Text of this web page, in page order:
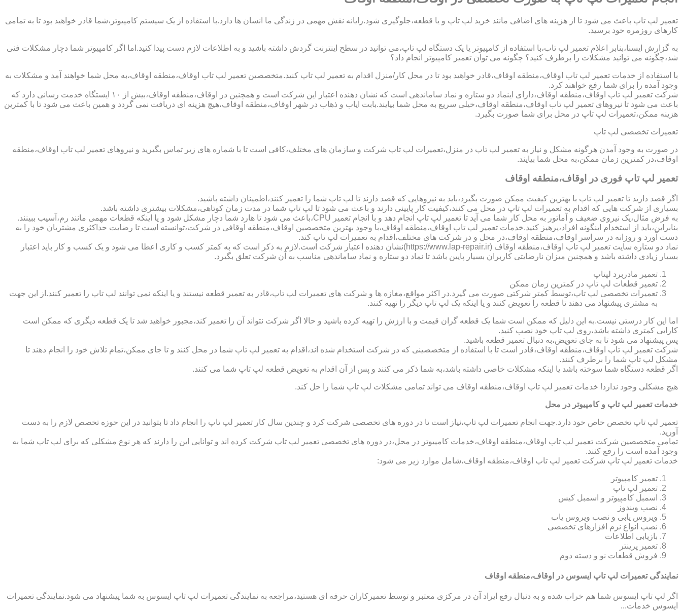
تعمیر لپ تاپ باعث می شود تا از هزینه های اضافی مانند خرید لپ تاپ و یا قطعه،جلوگیری شود.رایانه نقش مهمی در زندگی ما انسان ها دارد.با استفاده از یک سیستم کامپیوتر،شما قادر خواهید بود تا به تمامی
کارهای روزمره خود برسید.
به گزارش ایسنا،بنابر اعلام تعمیر لپ تاب،با استفاده از کامپیوتر یا یک دستگاه لپ تاپ،می توانید در سطح اینترنت گردش داشته باشید و به اطلاعات لازم دست پیدا کنید.اما اگر کامپیوتر شما دچار مشکلات فنی
شد،چگونه می توانید مشکلات را برطرف کنید؟ چگونه می توان تعمیر کامپیوتر انجام داد؟
با استفاده از خدمات تعمیر لپ تاب اوقاف،منطقه اوقاف،قادر خواهید بود تا در محل کار/منزل اقدام به تعمیر لپ تاپ کنید.متخصصین تعمیر لپ تاب اوقاف،منطقه اوقاف،به محل شما خواهند آمد و مشکلات به
وجود آمده را برای شما رفع خواهند کرد.
شرکت تعمیر لپ تاب اوقاف،منطقه اوقاف،دارای اینماد دو ستاره و نماد ساماندهی است که نشان دهنده اعتبار این شرکت است و همچنین در اوقاف،منطقه اوقاف،بیش از ۱۰ ایستگاه خدمت رسانی دارد که
باعث می شود تا نیروهای تعمیر لپ تاب اوقاف،منطقه اوقاف،خیلی سریع به محل شما بیایند.بابت ایاب و ذهاب در شهر اوقاف،منطقه اوقاف،هیچ هزینه ای دریافت نمی گردد و همین باعث می شود تا با کمترین
هزینه ممکن،تعمیرات لپ تاپ در محل برای شما صورت بگیرد.
تعمیرات تخصصی لپ تاپ
در صورت به وجود آمدن هرگونه مشکل و نیاز به تعمیر لپ تاپ در منزل،تعمیرات لپ تاپ شرکت و سازمان های مختلف،کافی است تا با شماره های زیر تماس بگیرید و نیروهای تعمیر لپ تاب اوقاف،منطقه
اوقاف،در کمترین زمان ممکن،به محل شما بیایند.
تعمیر لپ تاپ فوری در اوقاف،منطقه اوقاف
اگر قصد دارید تا تعمیر لپ تاپ با بهترین کیفیت ممکن صورت بگیرد،باید به نیروهایی که قصد دارند تا لپ تاپ شما را تعمیر کنند،اطمینان داشته باشید.
بسیاری از شرکت هایی که اقدام به تعمیرات لپ تاپ در محل می کنند،کیفیت کار پایینی دارند و باعث می شود تا لپ تاپ شما در مدت زمان کوتاهی،مشکلات بیشتری داشته باشد.
به فرض مثال،یک نیروی ضعیف و آماتور به محل کار شما می آید تا تعمیر لپ تاپ انجام دهد و با انجام تعمیر CPU،باعث می شود تا هارد شما دچار مشکل شود و یا اینکه قطعات مهمی مانند رم،آسیب ببینند.
بنابراین،باید از استخدام اینگونه افراد،پرهیز کنید.خدمات تعمیر لپ تاب اوقاف،منطقه اوقاف،با وجود بهترین متخصصین اوقاف،منطقه اوقافی در شرکت،توانسته است تا رضایت حداکثری مشتریان خود را به
دست آورد و روزانه در سراسر اوقاف،منطقه اوقاف،در محل و در شرکت های مختلف،اقدام به تعمیرات لپ تاپ کند.
نماد دو ستاره سایت تعمیر لپ تاب اوقاف،منطقه اوقاف (https://www.lap-repair.ir)نشان دهنده اعتبار شرکت است.لازم به ذکر است که به کمتر کسب و کاری اعطا می شود و یک کسب و کار باید اعتبار
بسیار زیادی داشته باشد و همچنین میزان نارضایتی کاربران بسیار پایین باشد تا نماد دو ستاره و نماد ساماندهی مناسب به آن شرکت تعلق بگیرد.
تعمیر مادربرد لپتاپ
تعمیر قطعات لپ تاپ در کمترین زمان ممکن
تعمیرات تخصصی لپ تاپ،توسط کمتر شرکتی صورت می گیرد.در اکثر مواقع،مغازه ها و شرکت های تعمیرات لپ تاپ،قادر به تعمیر قطعه نیستند و یا اینکه نمی توانند لپ تاپ را تعمیر کنند.از این جهت
به مشتری پیشنهاد می دهند تا قطعه را تعویض کنند و یا اینکه یک لپ تاپ دیگر را تهیه کنند.
اما این کار درستی نیست.به این دلیل که ممکن است شما یک قطعه گران قیمت و با ارزش را تهیه کرده باشید و حالا اگر شرکت نتواند آن را تعمیر کند،مجبور خواهید شد تا یک قطعه دیگری که ممکن است
کارایی کمتری داشته باشد،روی لپ تاپ خود نصب کنید.
پس پیشنهاد می شود تا به جای تعویض،به دنبال تعمیر قطعه باشید.
شرکت تعمیر لپ تاب اوقاف،منطقه اوقاف،قادر است تا با استفاده از متخصصینی که در شرکت استخدام شده اند،اقدام به تعمیر لپ تاپ شما در محل کنند و تا جای ممکن،تمام تلاش خود را انجام دهند تا
مشکل لپ تاپ شما را برطرف کنند.
اگر قطعه دستگاه شما سوخته باشد یا اینکه مشکلات خاصی داشته باشد،به شما ذکر می کنند و پس از آن اقدام به تعویض قطعه لپ تاپ شما می کنند.
هیچ مشکلی وجود ندارد! خدمات تعمیر لپ تاب اوقاف،منطقه اوقاف می تواند تمامی مشکلات لپ تاپ شما را حل کند.
خدمات تعمیر لپ تاپ و کامپیوتر در محل
تعمیر لپ تاپ تخصص خاص خود دارد.جهت انجام تعمیرات لپ تاپ،نیاز است تا در دوره های تخصصی شرکت کرد و چندین سال کار تعمیر لپ تاپ را انجام داد تا بتوانید در این حوزه تخصص لازم را به دست
آورید.
تمامی متخصصین شرکت تعمیر لپ تاب اوقاف،منطقه اوقاف،خدمات کامپیوتر در محل،در دوره های تخصصی تعمیر لپ تاپ شرکت کرده اند و توانایی این را دارند که هر نوع مشکلی که برای لپ تاپ شما به
وجود آمده است را رفع کنند.
خدمات تعمیر لپ تاپ شرکت تعمیر لپ تاب اوقاف،منطقه اوقاف،شامل موارد زیر می شود:
تعمیر کامپیوتر
تعمیر لپ تاپ
اسمبل کامپیوتر و اسمبل کیس
نصب ویندوز
ویروس یابی و نصب ویروس یاب
نصب انواع نرم افزارهای تخصصی
بازیابی اطلاعات
تعمیر پرینتر
فروش قطعات نو و دسته دوم
نمایندگی تعمیرات لپ تاپ ایسوس در اوقاف،منطقه اوقاف
اگر لپ تاپ ایسوس شما هم خراب شده و به دنبال رفع ایراد آن در مرکزی معتبر و توسط تعمیرکاران حرفه ای هستید،مراجعه به نمایندگی تعمیرات لپ تاپ ایسوس به شما پیشنهاد می شود.نمایندگی تعمیرات
ایسوس خدمات...